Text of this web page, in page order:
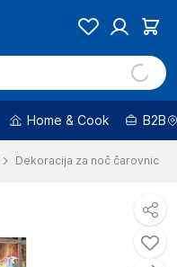
Home & Cook B2B
Dekoracija za noč čarovnic